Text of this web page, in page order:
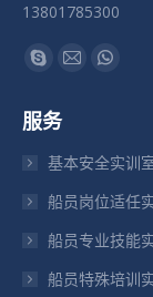
13801785300
找到我们：
Skype
在
新
口
中
打
Mail
新
口
中
打
新
口
中
打
服务
基本安全实训
船员岗位适任
船员专业技能
船员特殊培训